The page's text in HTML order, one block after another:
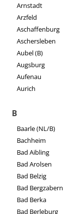
Arnstadt
Arzfeld
Aschaffenburg
Aschersleben
Aubel (B)
Augsburg
Aufenau
Aurich
B
Baarle (NL/B)
Bachheim
Bad Aibling
Bad Arolsen
Bad Belzig
Bad Bergzabern
Bad Berka
Bad Berleburg